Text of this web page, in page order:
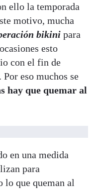
ello la temporada
motivo, mucha
bikini para
esto
con el fin de
eso muchos se
hay que quemar al
en una medida
para
lo que queman al